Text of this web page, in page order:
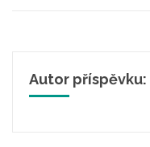
Autor příspěvku: